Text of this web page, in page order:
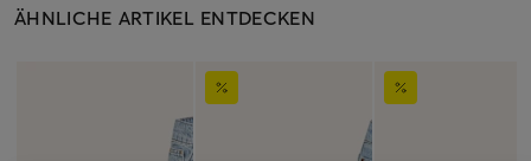
ÄHNLICHE ARTIKEL ENTDECKEN